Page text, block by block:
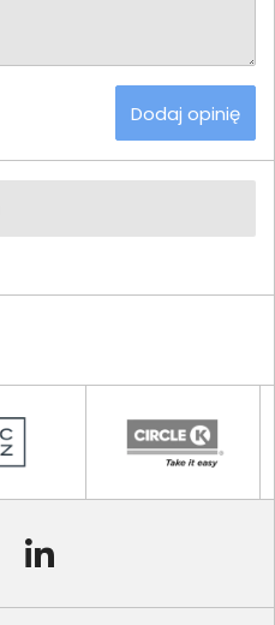
Dodaj opinię